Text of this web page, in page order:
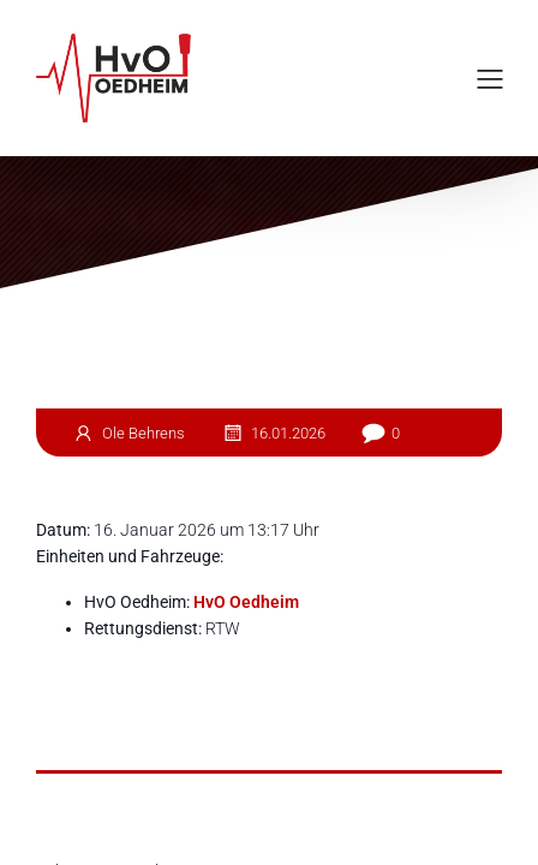
Ole Behrens 16.01.2026 0
Datum: 16. Januar 2026 um 13:17 Uhr
Einheiten und Fahrzeuge:
HvO Oedheim: HvO Oedheim
Rettungsdienst: RTW